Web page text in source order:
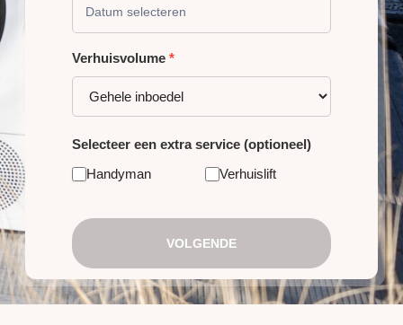
Verhuisvolume *
Selecteer een extra service (optioneel)
Handyman
Verhuislift
VOLGENDE